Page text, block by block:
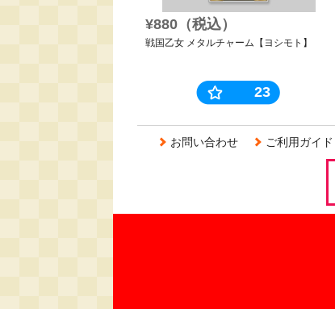
¥880（税込）
戦国乙女 メタルチャーム【ヨシモト】
23
お問い合わせ ご利用ガイド